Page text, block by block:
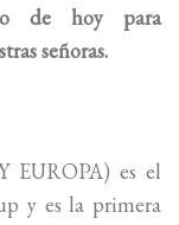
de hoy para
señoras.
EUROPA) es el
y es la primera